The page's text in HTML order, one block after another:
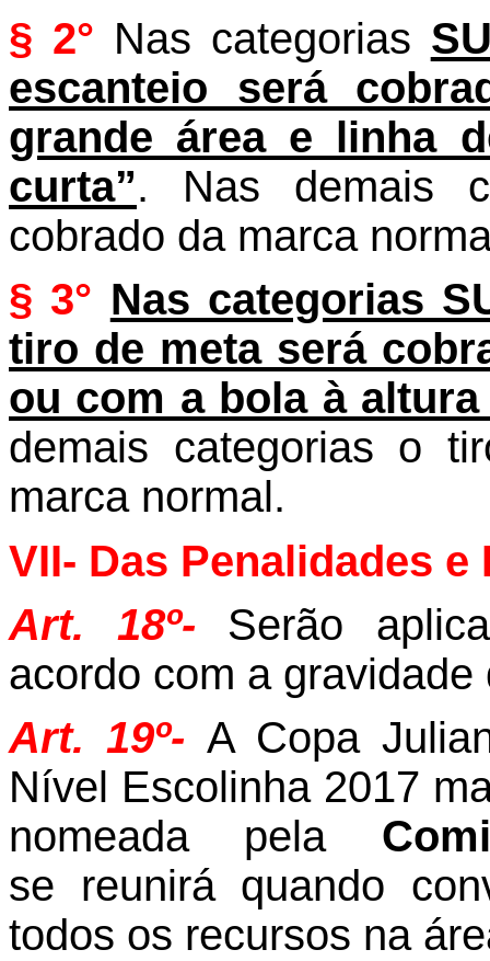
§ 2° Nas categorias
escanteio será
grande área e linha
curta”. Nas demais
cobrado da marca
§ 3° Nas categorias
tiro de meta será
ou com a bola à
demais categorias o
marca normal.
VII- Das Penalidades e
Art. 18º-
Serão
acordo com a
Art. 19º- A Copa
Nível Escolinha 2017
nomeada pela
se reunirá quando
todos os recursos na